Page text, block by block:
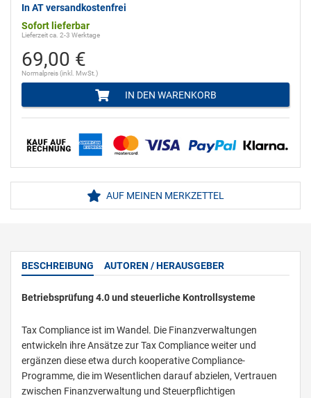
In AT versandkostenfrei
Sofort lieferbar
Lieferzeit ca. 2-3 Werktage
69,00 €
Normalpreis (inkl. MwSt.)
IN DEN WARENKORB
AUF MEINEN MERKZETTEL
BESCHREIBUNG AUTOREN / HERAUSGEBER
Betriebsprüfung 4.0 und steuerliche Kontrollsysteme
Tax Compliance ist im Wandel. Die Finanzverwaltungen
entwickeln ihre Ansätze zur Tax Compliance weiter und
ergänzen diese etwa durch kooperative Compliance-
Programme, die im Wesentlichen darauf abzielen, Vertrauen
zwischen Finanzverwaltung und Steuerpflichtigen